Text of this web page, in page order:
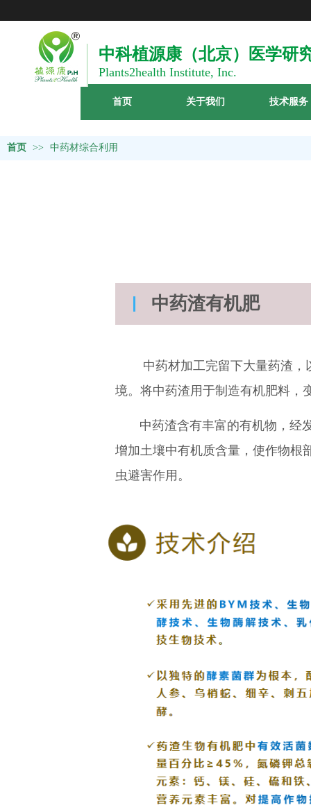
中科植源康（北京）医学研
Plants2health Institute, Inc.
首页 关于我们 技术服务
首页 >> 中药材综合利用
中药渣有机肥
中药材加工完留下大量药渣，
境。 将中药渣用于制造有机肥料，
中药渣含有丰富的有机物，经
增加土壤中有机质含量，使作物根
虫避害作用。